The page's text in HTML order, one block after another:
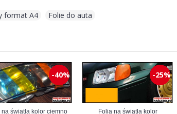
format A4 Folie do auta
-40%
na światła kolor ciemno
-25%
Folia na światła kolor